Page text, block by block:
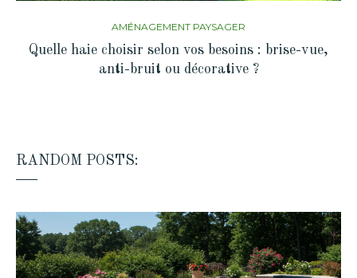
AMÉNAGEMENT PAYSAGER
Quelle haie choisir selon vos besoins : brise-vue,
anti-bruit ou décorative ?
RANDOM POSTS: